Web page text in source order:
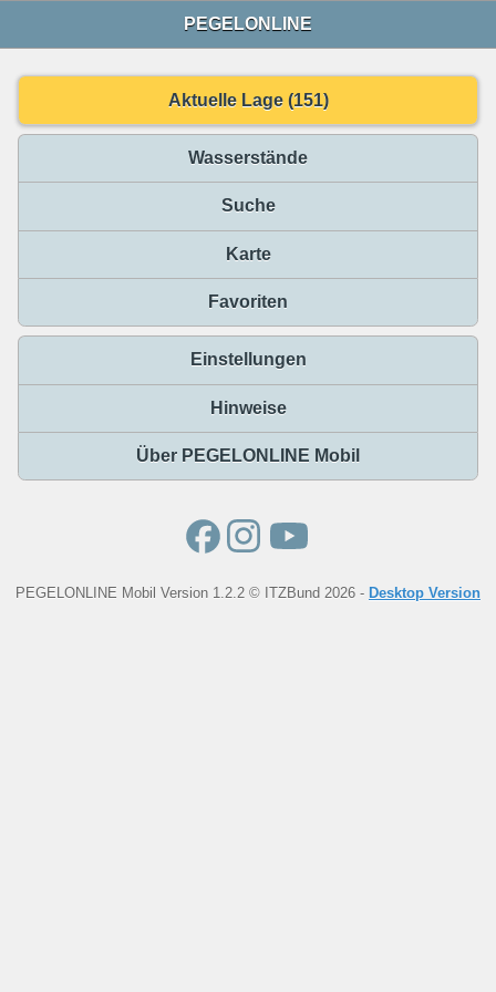
PEGELONLINE
Aktuelle Lage (151)
Wasserstände
Suche
Karte
Favoriten
Einstellungen
Hinweise
Über PEGELONLINE Mobil
PEGELONLINE Mobil Version 1.2.2 © ITZBund 2026 - Desktop Version